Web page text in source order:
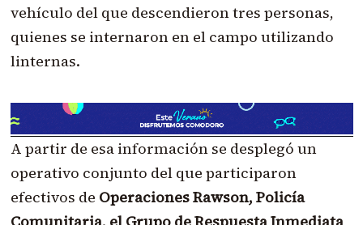
vehículo del que descendieron tres personas,
quienes se internaron en el campo utilizando
linternas.
A partir de esa información se desplegó un
operativo conjunto del que participaron
efectivos de Operaciones Rawson, Policía